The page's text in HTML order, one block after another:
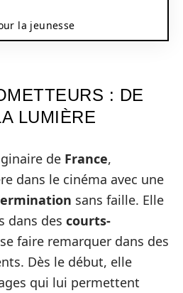
la jeunesse
: DE
LUMIÈRE
de France,
dans le cinéma avec une
sans faille. Elle
dans des courts-
faire remarquer dans des
Dès le début, elle
qui lui permettent